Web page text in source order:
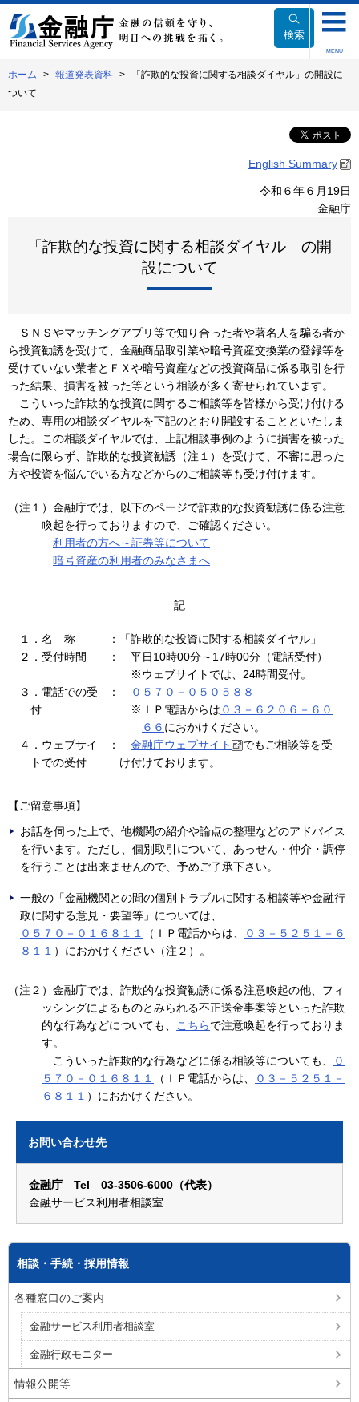
文
へ
動
検索
MENU
ホーム 報道発表資料
「詐欺的な投資に関する相談ダイヤル」の開設に
ついて
English Summary
令和６年６月19日
金融庁
「詐欺的な投資に関する相談ダイヤル」の開
設について
ＳＮＳやマッチングアプリ等で知り合った者や著名人を騙る者か
ら投資勧誘を受けて、金融商品取引業や暗号資産交換業の登録等を
受けていない業者とＦＸや暗号資産などの投資商品に係る取引を行
った結果、損害を被った等という相談が多く寄せられています。
こういった詐欺的な投資に関するご相談等を皆様から受け付ける
ため、専用の相談ダイヤルを下記のとおり開設することといたしま
した。この相談ダイヤルでは、上記相談事例のように損害を被った
場合に限らず、詐欺的な投資勧誘（注１）を受けて、不審に思った
方や投資を悩んでいる方などからのご相談等も受け付けます。
（注１）金融庁では、以下のページで詐欺的な投資勧誘に係る注意
喚起を行っておりますので、ご確認ください。
利用者の方へ～証券等について
暗号資産の利用者のみなさまへ
記
１．名 称
：「詐欺的な投資に関する相談ダイヤル」
２．受付時間
： 平日10時00分～17時00分（電話受付）
※ウェブサイトでは、24時間受付。
３．電話での受
付
：
０５７０－０５０５８８
※ＩＰ電話からは ０３－６２０６－６０
６６ におかけください。
４．ウェブサイ
トでの受付
： 金融庁ウェブサイト
でもご相談等を受
け付けております。
【ご留意事項】
お話を伺った上で、他機関の紹介や論点の整理などのアドバイス
を行います。ただし、個別取引について、あっせん・仲介・調停
を行うことは出来ませんので、予めご了承下さい。
一般の「金融機関との間の個別トラブルに関する相談等や金融行
政に関する意見・要望等」については、
０５７０－０１６８１１
（ＩＰ電話からは、
０３－５２５１－６
８１１ ）におかけください（注２）。
（注２）金融庁では、詐欺的な投資勧誘に係る注意喚起の他、フィ
ッシングによるものとみられる不正送金事案等といった詐欺
的な行為などについても、
こちらで注意喚起を行っておりま
す。
こういった詐欺的な行為などに係る相談等についても、
０
５７０－０１６８１１
（ＩＰ電話からは、
０３－５２５１－
６８１１ ）におかけください。
お問い合わせ先
金融庁 Tel 03-3506-6000（代表）
金融サービス利用者相談室
相談・手続・採用情報
各種窓口のご案内
金融サービス利用者相談室
金融行政モニター
情報公開等